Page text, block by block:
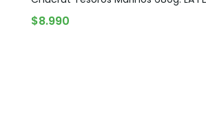
$8.990AGOTADO